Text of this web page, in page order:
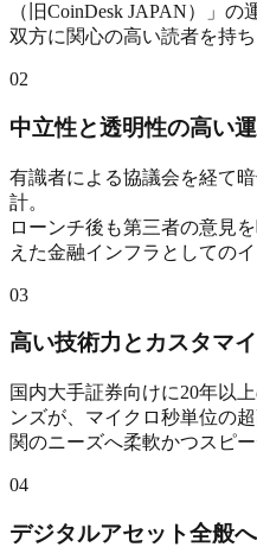
（旧CoinDesk JAPAN）」
双方に関心の高い読者を持ち
02
中立性と透明性の高い
有識者による協議会を経て
計。
ローンチ後も第三者の意見
えた金融インフラとしての
03
高い技術力とカスタマ
国内大手証券向けに20年以
ンズが、マイクロ秒単位の
関のニーズへ柔軟かつスピ
04
デジタルアセット全般